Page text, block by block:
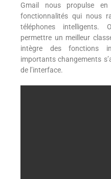
Gmail nous propulse
fonctionnalités qui nous
téléphones intelligents.
permettre un meilleur
intègre des fonctions
importants changements
de l’interface.